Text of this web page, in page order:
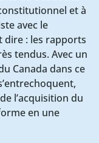
et à
avec le
dire : les rapports
tendus. Avec un
Canada dans ce
l’acquisition du
en une